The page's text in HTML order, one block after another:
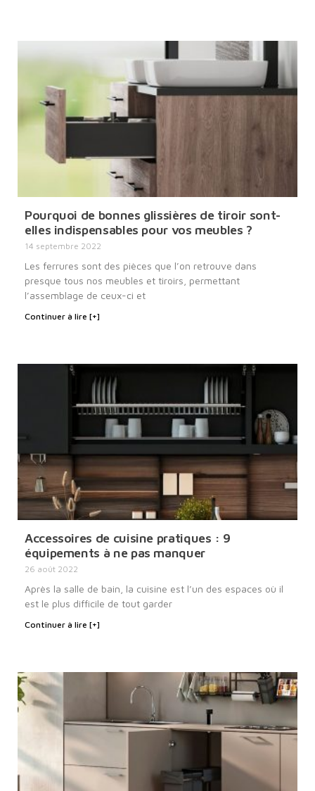
Pourquoi de bonnes glissières de tiroir sont-
elles indispensables pour vos meubles ?
14 septembre 2022
Les ferrures sont des pièces que l’on retrouve dans
presque tous nos meubles et tiroirs, permettant
l’assemblage de ceux-ci et
Continuer à lire [+]
Accessoires de cuisine pratiques : 9
équipements à ne pas manquer
26 août 2022
Après la salle de bain, la cuisine est l’un des espaces où il
est le plus difficile de tout garder
Continuer à lire [+]